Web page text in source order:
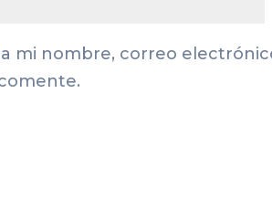
mi nombre, correo